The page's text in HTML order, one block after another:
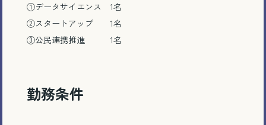
とじる
①データサイエンス 1名
②スタートアップ 1名
③公民連携推進 1名
勤務条件